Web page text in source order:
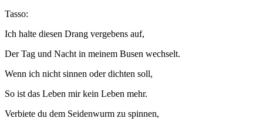
Tasso:
Ich halte diesen Drang vergebens auf,
Der Tag und Nacht in meinem Busen wechselt.
Wenn ich nicht sinnen oder dichten soll,
So ist das Leben mir kein Leben mehr.
Verbiete du dem Seidenwurm zu spinnen,